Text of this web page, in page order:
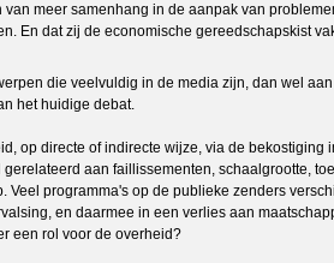
meer samenhang in de aanpak van
En dat zij de economische gereedschapskist
die veelvuldig in de media zijn, dan wel
het huidige debat.
op directe of indirecte wijze, via de
aan faillissementen, schaalgrootte,
programma's op de publieke zenders
en daarmee in een verlies aan
een rol voor de overheid?